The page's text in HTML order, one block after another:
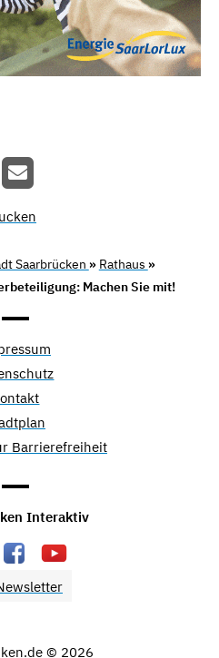
Saarbrücken » Rathaus »
Machen Sie mit!
Barrierefreiheit
Interaktiv
© 2026